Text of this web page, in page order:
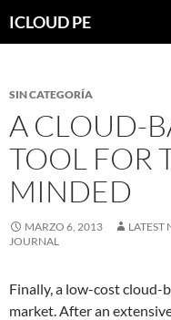
hacia
ICLOUD PE
SIN CATEGORÍA
A CLOUD-
TOOL FOR
MINDED
MARZO 6, 2013
LATEST
JOURNAL
Finally, a low-cost
market. After an